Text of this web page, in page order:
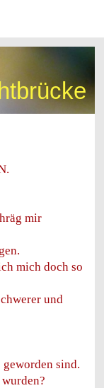
mir
mich doch so
und
sind.